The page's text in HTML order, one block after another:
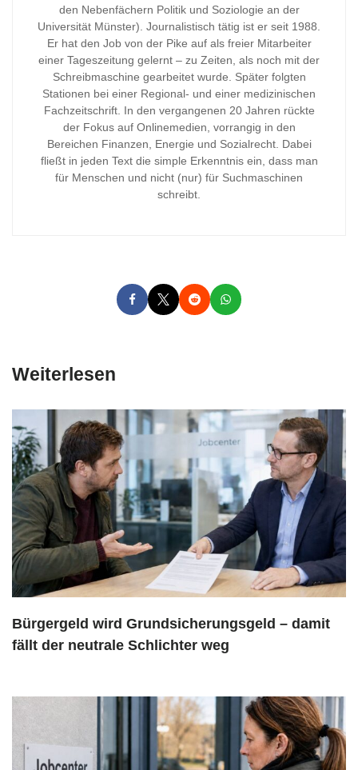
den Nebenfächern Politik und Soziologie an der
Universität Münster). Journalistisch tätig ist er seit 1988.
Er hat den Job von der Pike auf als freier Mitarbeiter
einer Tageszeitung gelernt – zu Zeiten, als noch mit der
Schreibmaschine gearbeitet wurde. Später folgten
Stationen bei einer Regional- und einer medizinischen
Fachzeitschrift. In den vergangenen 20 Jahren rückte
der Fokus auf Onlinemedien, vorrangig in den
Bereichen Finanzen, Energie und Sozialrecht. Dabei
fließt in jeden Text die simple Erkenntnis ein, dass man
für Menschen und nicht (nur) für Suchmaschinen
schreibt.
Weiterlesen
Bürgergeld wird Grundsicherungsgeld – damit
fällt der neutrale Schlichter weg